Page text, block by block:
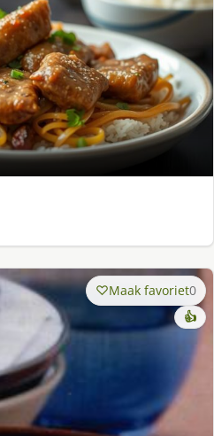
Maak favoriet0
👍